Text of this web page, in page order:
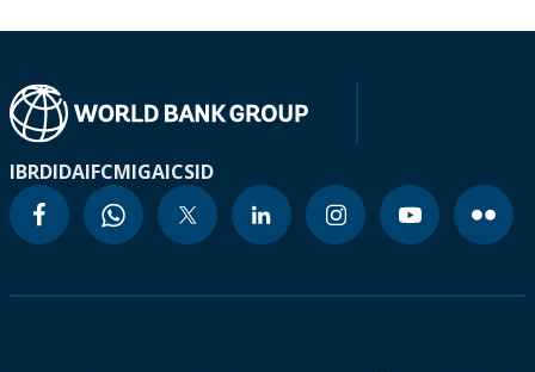
IBRDIDAIFCMIGAICSID